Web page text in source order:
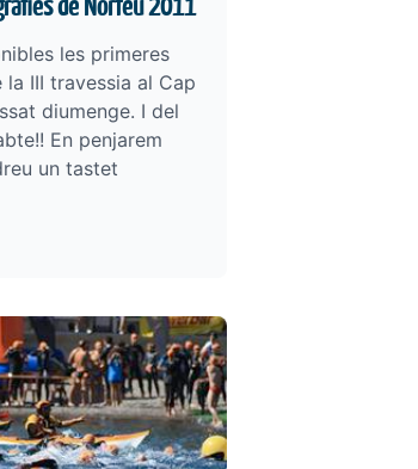
les primeres
III travessia al Cap
diumenge. I del
En penjarem
un tastet